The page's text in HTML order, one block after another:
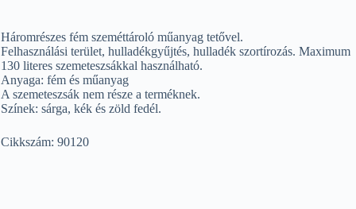
Háromrészes fém szeméttároló műanyag tetővel.
Felhasználási terület, hulladékgyűjtés, hulladék szortírozás. Maximum
130 literes szemeteszsákkal használható.
Anyaga: fém és műanyag
A szemeteszsák nem része a terméknek.
Színek: sárga, kék és zöld fedél.
Cikkszám: 90120